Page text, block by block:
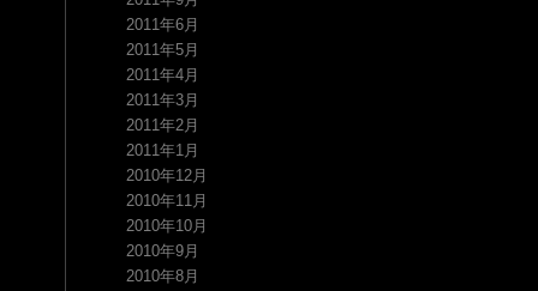
2011年6月
2011年5月
2011年4月
2011年3月
2011年2月
2011年1月
2010年12月
2010年11月
2010年10月
2010年9月
2010年8月